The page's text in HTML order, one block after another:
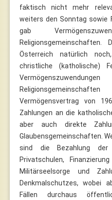
faktisch nicht mehr
weiters den Sonntag sowie
gab
Österreich natürlich
christliche (katholische)
Vermögensvertrag von
Zahlungen an die
aber auch direkte
Glaubensgemeinschaften.
sind die Bezahlung der
Privatschulen,
Militärseelsorge und
Denkmalschutzes, wobei
Fällen durchaus